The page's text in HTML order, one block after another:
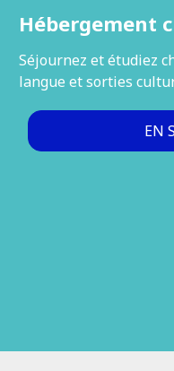
Hébergement
Séjournez et étudiez
langue et sorties
EN